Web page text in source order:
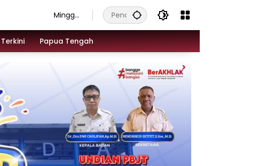
Minggu,
Agustus
2026
Terkini Papua Tengah